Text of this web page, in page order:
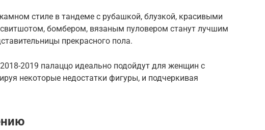
стиле в тандеме с рубашкой, блузкой, красивыми
бомбером, вязаным пуловером станут лучшим
прекрасного пола.
2019 палаццо идеально подойдут для женщин с
некоторые недостатки фигуры, и подчеркивая